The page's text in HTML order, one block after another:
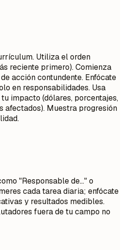
Utiliza el orden
reciente primero). Comienza
acción contundente. Enfócate
en responsabilidades. Usa
impacto (dólares, porcentajes,
afectados). Muestra progresión
"Responsable de..." o
cada tarea diaria; enfócate
y resultados medibles.
fuera de tu campo no